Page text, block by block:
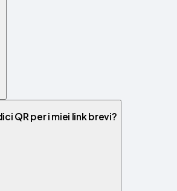
QR per i miei link brevi?